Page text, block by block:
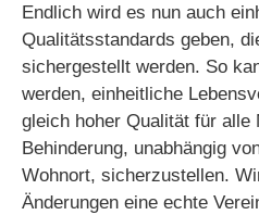
Endlich wird es nun auch
Qualitätsstandards geben,
sichergestellt werden. So
werden, einheitliche
gleich hoher Qualität für alle
Behinderung, unabhängig
Wohnort, sicherzustellen.
Änderungen eine echte